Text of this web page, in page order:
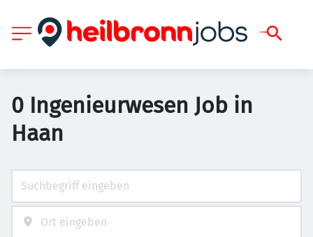
0 Ingenieurwesen Job in
Haan